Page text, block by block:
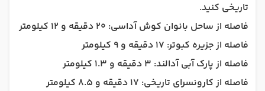
تاریخی کنید.
فاصله از ساحل بانوان کوش آداسی: 20 دقیقه و 12 کیلومتر
فاصله از جزیره کبوتر: 17 دقیقه و 9 کیلومتر
فاصله از پارک آبی آدالند: 3 دقیقه و 1.3 کیلومتر
فاصله از کارونسرای تاریخی: 17 دقیقه و 8.5 کیلومتر